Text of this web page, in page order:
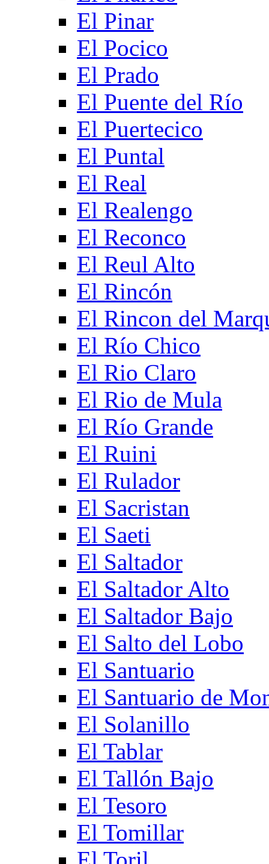
El Pinar
El Pocico
El Prado
El Puente del Río
El Puertecico
El Puntal
El Real
El Realengo
El Reconco
El Reul Alto
El Rincón
El Rincon del
El Río Chico
El Rio Claro
El Rio de Mula
El Río Grande
El Ruini
El Rulador
El Sacristan
El Saeti
El Saltador
El Saltador Alto
El Saltador Bajo
El Salto del Lobo
El Santuario
El Santuario de
El Solanillo
El Tablar
El Tallón Bajo
El Tesoro
El Tomillar